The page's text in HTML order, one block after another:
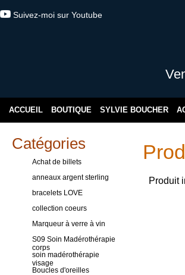
Suivez-moi sur Youtube
ACCUEIL BOUTIQUE SYLVIE BOUCHER
Catégories
Achat de billets
anneaux argent sterling
bracelets LOVE
collection coeurs
Marqueur à verre à vin
S09 Soin Madérothérapie
corps
soin madérothérapie
visage
Boucles d'oreilles
Produit